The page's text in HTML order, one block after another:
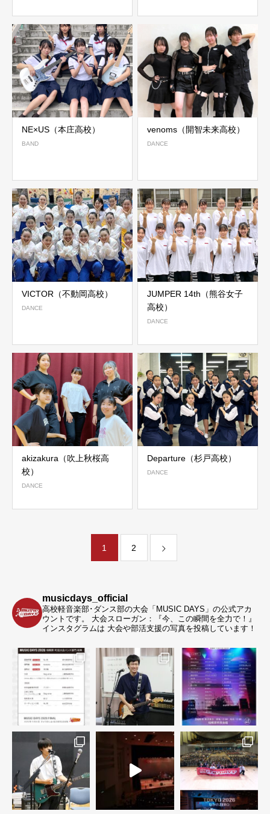
NE×US（本庄高校）
BAND
venoms（開智未来高校）
DANCE
VICTOR（不動岡高校）
DANCE
JUMPER 14th（熊谷女子
高校）
DANCE
akizakura（吹上秋桜高
校）
DANCE
Departure（杉戸高校）
DANCE
1 2
musicdays_official
高校軽音楽部･ダンス部の大会「MUSIC DAYS」の公式アカ
ウントです。
大会スローガン：『今、この瞬間を全力で！』
インスタグラムは 大会や部活支援の写真を投稿しています！